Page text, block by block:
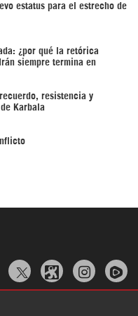
estatus para el estrecho de
¿por qué la retórica
siempre termina en
resistencia y
Karbala
  